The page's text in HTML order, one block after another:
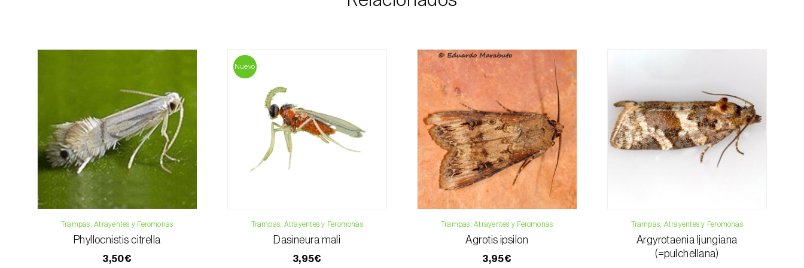
Melocotonero
Rosal
Vid
pago.
Teléfono:212 333 019
Email:
info@biosani.com
Formulario de contacto
Trampas, Atrayentes y Feromonas
Phyllocnistis citrella
3,50€
Nuevo
Trampas, Atrayentes y Feromonas
Dasineura mali
3,95€
Trampas, Atrayentes y Feromonas
Agrotis ipsilon
3,95€
Trampas, Atrayentes y Feromonas
Argyrotaenia ljungiana
(=pulchellana)